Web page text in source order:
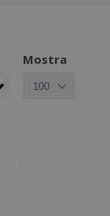
Mostra